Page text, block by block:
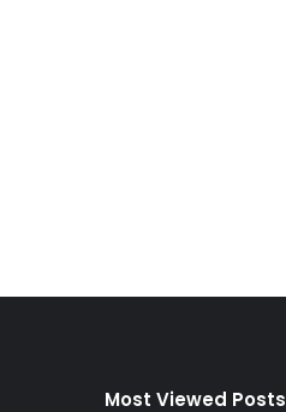
Most Viewed Posts